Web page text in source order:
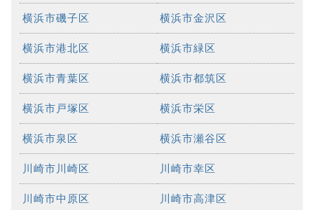
横浜市磯子区 横浜市金沢区
横浜市港北区 横浜市緑区
横浜市青葉区 横浜市都筑区
横浜市戸塚区 横浜市栄区
横浜市泉区 横浜市瀬谷区
川崎市川崎区 川崎市幸区
川崎市中原区 川崎市高津区